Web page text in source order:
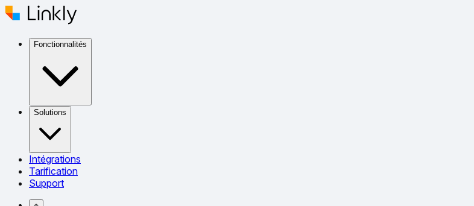
Fonctionnalités
Solutions
Intégrations
Tarification
Support